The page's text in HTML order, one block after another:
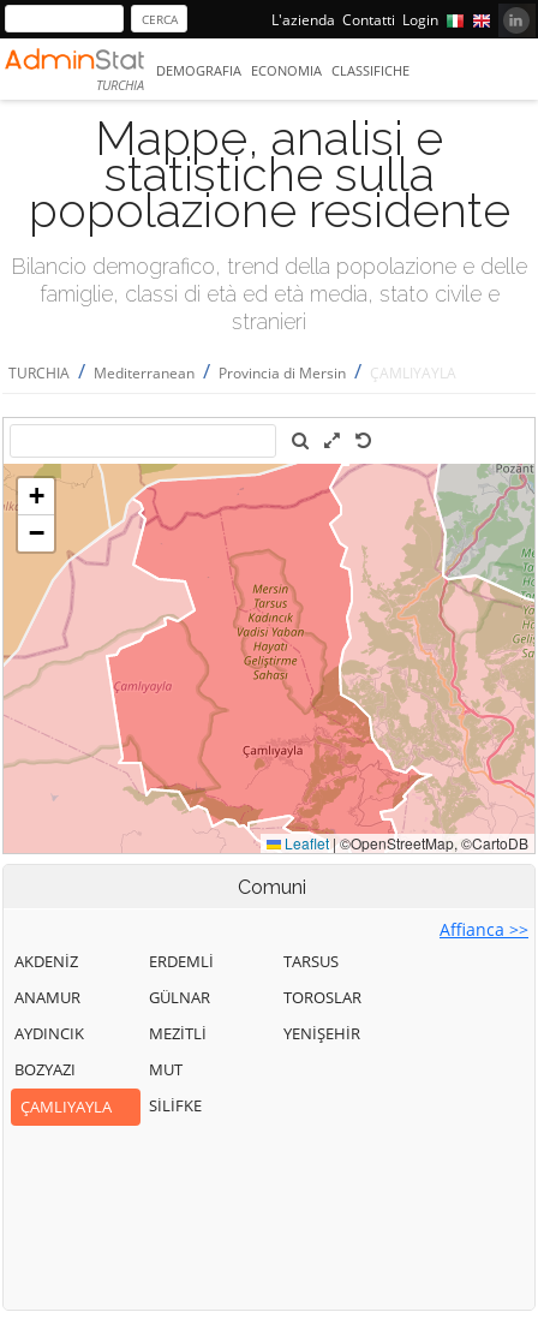
L'azienda Contatti Login
TURCHIA
DEMOGRAFIA ECONOMIA CLASSIFICHE
Mappe, analisi e
statistiche sulla
popolazione residente
Bilancio demografico, trend della popolazione e delle
famiglie, classi di età ed età media, stato civile e
stranieri
TURCHIA / Mediterranean / Provincia di Mersin / ÇAMLIYAYLA
Comuni
Affianca >>
AKDENİZ
ANAMUR
AYDINCIK
BOZYAZI
ÇAMLIYAYLA
ERDEMLİ
GÜLNAR
MEZİTLİ
MUT
SİLİFKE
TARSUS
TOROSLAR
YENİŞEHİR